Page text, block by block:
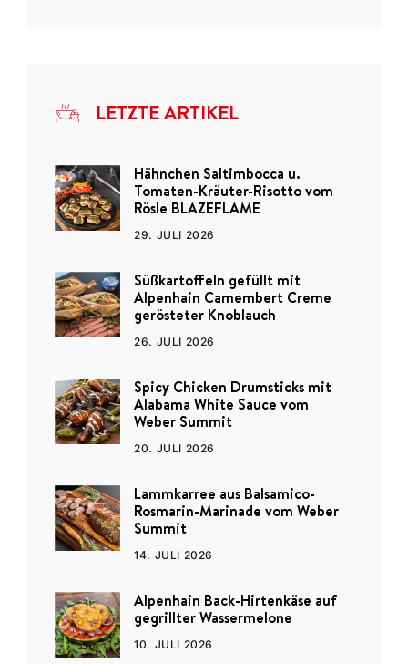
LETZTE ARTIKEL
Hähnchen Saltimbocca u.
Tomaten-Kräuter-Risotto vom
Rösle BLAZEFLAME
29. JULI 2026
Süßkartoffeln gefüllt mit
Alpenhain Camembert Creme
gerösteter Knoblauch
26. JULI 2026
Spicy Chicken Drumsticks mit
Alabama White Sauce vom
Weber Summit
20. JULI 2026
Lammkarree aus Balsamico-
Rosmarin-Marinade vom Weber
Summit
14. JULI 2026
Alpenhain Back-Hirtenkäse auf
gegrillter Wassermelone
10. JULI 2026